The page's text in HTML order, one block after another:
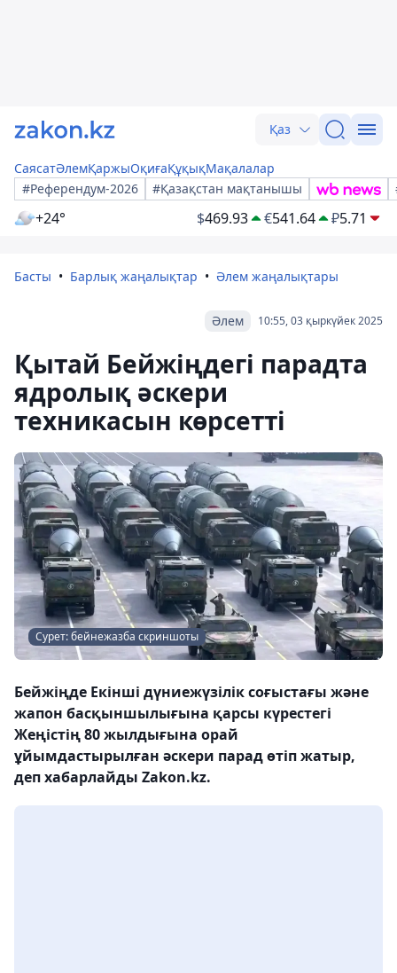
Қаз
СаясатӘлемҚаржыОқиғаҚұқықМақалалар
#Референдум-2026
#Қазақстан мақтанышы
+24° $469.93 €541.64 ₽5.71
Басты Барлық жаңалықтар Әлем жаңалықтары
10:55, 03 қыркүйек 2025
Әлем
Қытай Бейжіңдегі парадта
ядролық әскери
техникасын көрсетті
Сурет: бейнежазба скриншоты
Бейжіңде Екінші дүниежүзілік соғыстағы және
жапон басқыншылығына қарсы күрестегі
Жеңістің 80 жылдығына орай
ұйымдастырылған әскери парад өтіп жатыр,
деп хабарлайды Zakon.kz.